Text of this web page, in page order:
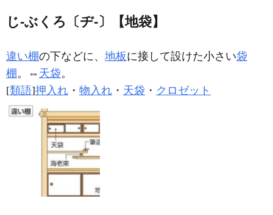
じ‐ぶくろ〔ヂ‐〕【地袋】
違い棚の下などに、 地板に接して設けた小さい袋
棚。⇔ 天袋。
[類語]押入れ ・ 物入れ ・ 天袋 ・ クロゼット